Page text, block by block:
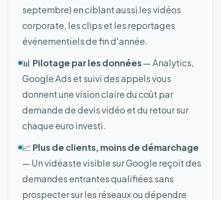
septembre) en ciblant aussi les vidéos
corporate, les clips et les reportages
événementiels de fin d'année.
📊 Pilotage par les données— Analytics,
Google Ads et suivi des appels vous
donnent une vision claire du coût par
demande de devis vidéo et du retour sur
chaque euro investi.
📈 Plus de clients, moins de démarchage
— Un vidéaste visible sur Google reçoit des
demandes entrantes qualifiées sans
prospecter sur les réseaux ou dépendre